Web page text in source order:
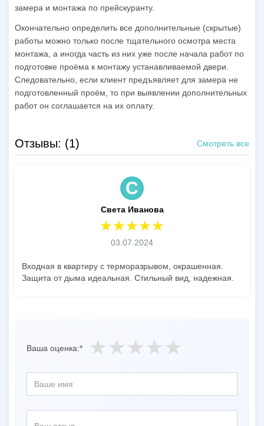
замера и монтажа по прейскуранту.
Окончательно определить все дополнительные (скрытые)
работы можно только после тщательного осмотра места
монтажа, а иногда часть из них уже после начала работ по
подготовке проёма к монтажу устанавливаемой двери.
Следовательно, если клиент предъявляет для замера не
подготовленный проём, то при выявлении дополнительных
работ он соглашается на их оплату.
Отзывы: (1) Смотреть все
С
Света Иванова
03.07.2024
Входная в квартиру с терморазрывом, окрашенная.
Защита от дыма идеальная. Стильный вид, надежная.
Ваша оценка:*